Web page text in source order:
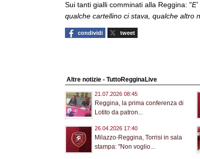
Sui tanti gialli comminati alla Reggina: "E'
qualche cartellino ci stava, qualche altro
condividi tweet
Altre notizie - TuttoRegginaLive
21.07.2026 08:45
Reggina, la prima conferenza di
Lotito da patron...
26.04.2026 17:40
Milazzo-Reggina, Torrisi in sala
stampa: "Non voglio...